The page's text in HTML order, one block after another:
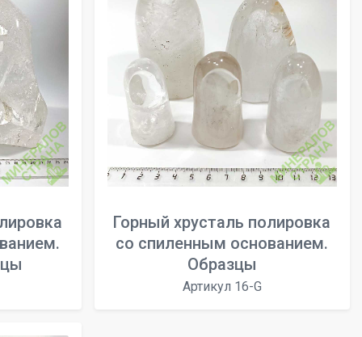
Горный хрусталь полировка
со спиленным основанием.
Образцы
Артикул 16-G